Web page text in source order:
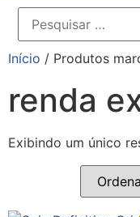
Início / Produtos
renda
Exibindo um único